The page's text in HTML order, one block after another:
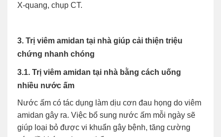
X-quang, chụp CT.
3. Trị viêm amidan tại nhà giúp cải thiện triệu
chứng nhanh chóng
3.1. Trị viêm amidan tại nhà bằng cách uống
nhiều nước ấm
Nước ấm có tác dụng làm dịu cơn đau họng do viêm
amidan gây ra. Việc bổ sung nước ấm mỗi ngày sẽ
giúp loại bỏ được vi khuẩn gây bệnh, tăng cường